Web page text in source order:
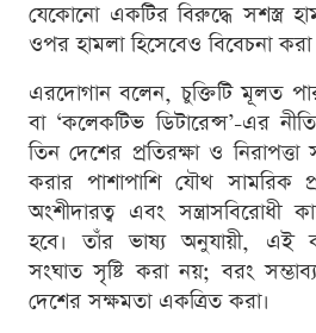
যেকোনো একটির বিরুদ্ধে সশস্ত্র
ওপর হামলা হিসেবেও বিবেচনা করা
এরদোগান বলেন, চুক্তিটি মূলত
বা ‘কলেকটিভ ডিটারেন্স’-এর
তিন দেশের প্রতিরক্ষা ও
করার পাশাপাশি যৌথ সামরিক
অংশীদারত্ব এবং সন্ত্রাসবিরোধী
হবে। তাঁর ভাষ্য অনুযায়ী, এই
সংঘাত সৃষ্টি করা নয়; বরং
দেশের সক্ষমতা একত্রিত করা।